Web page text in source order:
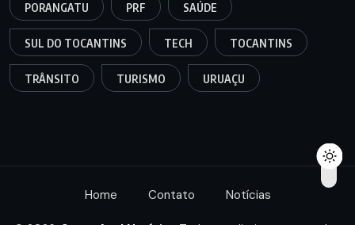
PORANGATU PRF SAÚDE
SUL DO TOCANTINS TECH TOCANTINS
TRÂNSITO TURISMO URUAÇU
Home Contato Notícias